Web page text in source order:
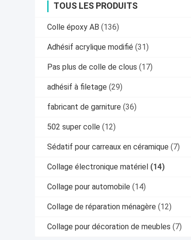
TOUS LES PRODUITS
Colle époxy AB (136)
Adhésif acrylique modifié (31)
Pas plus de colle de clous (17)
adhésif à filetage (29)
fabricant de garniture (36)
502 super colle (12)
Sédatif pour carreaux en céramique (7)
Collage électronique matériel (14)
Collage pour automobile (14)
Collage de réparation ménagère (12)
Collage pour décoration de meubles (7)